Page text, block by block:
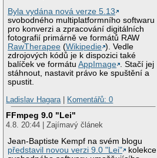
Byla vydána nová verze 5.13
svobodného multiplatformního softwaru
pro konverzi a zpracování digitálních
fotografií primárně ve formátů RAW
RawTherapee (Wikipedie ). Vedle
zdrojových kódů je k dispozici také
balíček ve formátuAppImage . Stačí jej
stáhnout, nastavit právo ke spuštění a
spustit.
Ladislav Hagara| Komentářů: 0
FFmpeg 9.0 "Lei"
4.8. 20:44 | Zajímavý článek
Jean-Baptiste Kempf na svém blogu
představil novou verzi 9.0 "Lei"
kolekce